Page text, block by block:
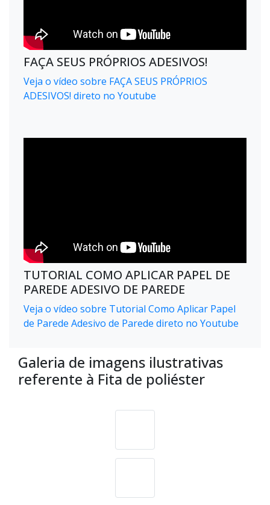
FAÇA SEUS PRÓPRIOS ADESIVOS!
Veja o vídeo sobre FAÇA SEUS PRÓPRIOS
ADESIVOS! direto no Youtube
TUTORIAL COMO APLICAR PAPEL DE
PAREDE ADESIVO DE PAREDE
Veja o vídeo sobre Tutorial Como Aplicar Papel
de Parede Adesivo de Parede direto no Youtube
Galeria de imagens ilustrativas
referente à Fita de poliéster